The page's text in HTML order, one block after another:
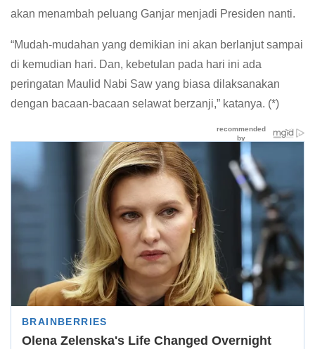
akan menambah peluang Ganjar menjadi Presiden nanti.
“Mudah-mudahan yang demikian ini akan berlanjut sampai
di kemudian hari. Dan, kebetulan pada hari ini ada
peringatan Maulid Nabi Saw yang biasa dilaksanakan
dengan bacaan-bacaan selawat berzanji,” katanya. (*)